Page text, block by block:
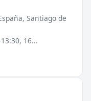
Santiago de
16...